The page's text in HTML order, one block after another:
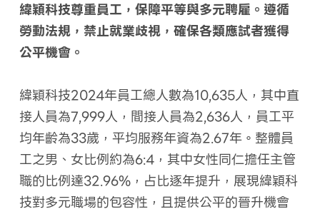
緯穎科技尊重員工，保障平等與多元聘雇。遵循
勞動法規，禁止就業歧視，確保各類應試者獲得
公平機會。
緯穎科技2024年員工總人數為10,635人，其中直
接人員為7,999人，間接人員為2,636人，員工平
均年齡為33歲，平均服務年資為2.67年。整體員
工之男、女比例約為6:4，其中女性同仁擔任主管
職的比例達32.96%，占比逐年提升，展現緯穎科
技對多元職場的包容性，且提供公平的晉升機會